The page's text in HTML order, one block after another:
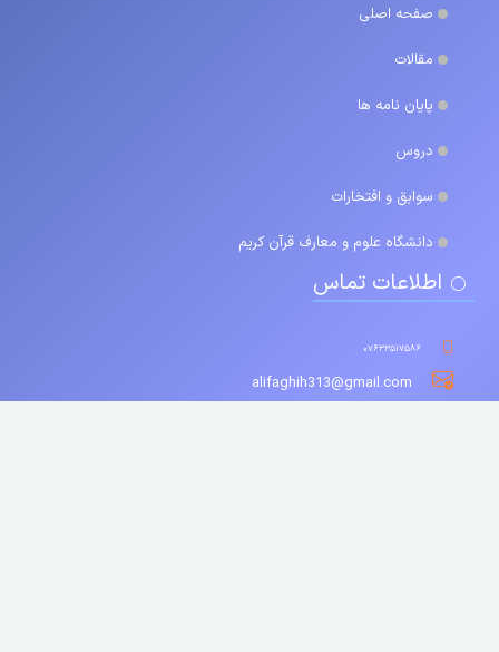
صفحه اصلی
مقالات
پایان نامه ها
دروس
سوابق و افتخارات
دانشگاه علوم و معارف قرآن کریم
اطلاعات تماس
۰۷۶۳۳۵۱۷۵۸۶
alifaghih313@gmail.com